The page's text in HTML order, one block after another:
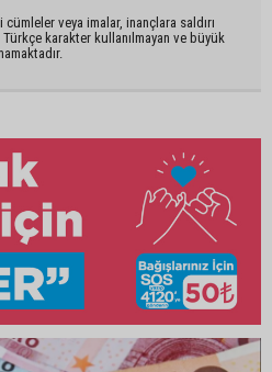
veya imalar, inançlara saldırı
Türkçe karakter kullanılmayan ve büyük